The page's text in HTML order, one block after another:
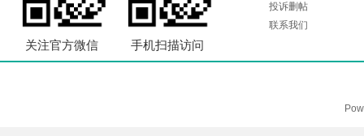
关注官方微信 手机扫描访问
投诉删帖
联系我们